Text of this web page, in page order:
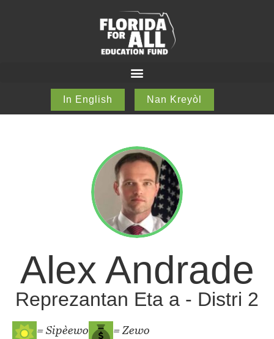
In English Nan Kreyòl
Alex Andrade
Reprezantan Eta a - Distri 2
= Sipèewo
= Zewo